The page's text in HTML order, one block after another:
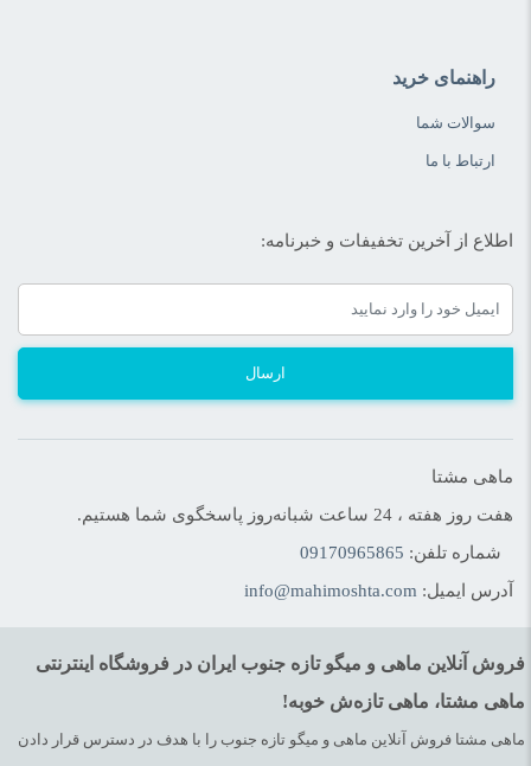
راهنمای خرید
سوالات شما
ارتباط با ما
اطلاع از آخرین تخفیفات و خبرنامه:
ارسال
ماهی مشتا
هفت روز هفته ، 24 ساعت شبانه‌روز پاسخگوی شما هستیم.
شماره تلفن: 09170965865
آدرس ایمیل: info@mahimoshta.com
فروش آنلاین ماهی و میگو تازه جنوب ایران در فروشگاه اینترنتی
ماهی مشتا، ماهی تازه‌ش خوبه!
ماهی مشتا فروش آنلاین ماهی و میگو تازه جنوب را با هدف در دسترس قرار دادن